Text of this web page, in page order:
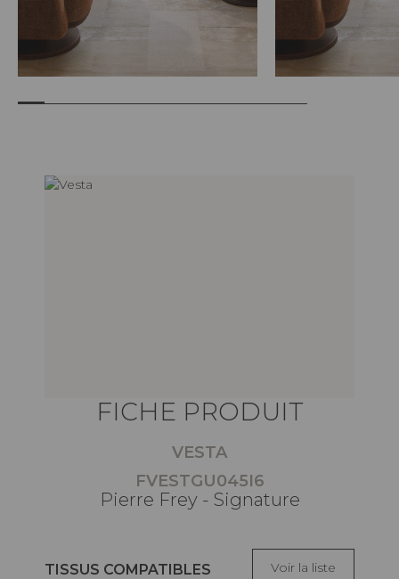
FICHE PRODUIT
VESTA
FVESTGU045I6
Pierre Frey - Signature
TISSUS COMPATIBLES Voir la liste